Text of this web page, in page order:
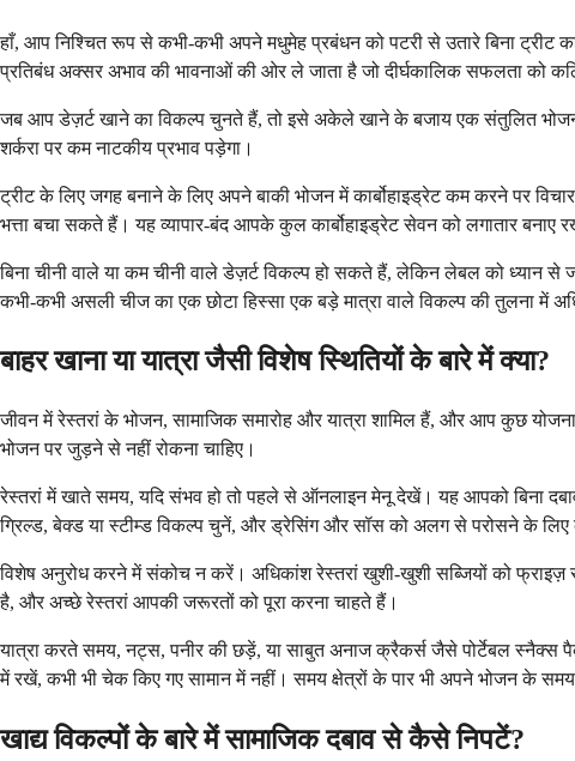
हाँ, आप निश्चित रूप से कभी-कभी अपने मधुमेह प्रबंधन को पटरी से उतारे बिना ट्रीट
प्रतिबंध अक्सर अभाव की भावनाओं की ओर ले जाता है जो दीर्घकालिक सफलता को
जब आप डेज़र्ट खाने का विकल्प चुनते हैं, तो इसे अकेले खाने के बजाय एक संतुलित
शर्करा पर कम नाटकीय प्रभाव पड़ेगा।
ट्रीट के लिए जगह बनाने के लिए अपने बाकी भोजन में कार्बोहाइड्रेट कम करने पर
भत्ता बचा सकते हैं। यह व्यापार-बंद आपके कुल कार्बोहाइड्रेट सेवन को लगातार बनाए
बिना चीनी वाले या कम चीनी वाले डेज़र्ट विकल्प हो सकते हैं, लेकिन लेबल को ध्यान
कभी-कभी असली चीज का एक छोटा हिस्सा एक बड़े मात्रा वाले विकल्प की तुलना में
बाहर खाना या यात्रा जैसी विशेष स्थितियों के बारे में क्या?
जीवन में रेस्तरां के भोजन, सामाजिक समारोह और यात्रा शामिल हैं, और आप कुछ
भोजन पर जुड़ने से नहीं रोकना चाहिए।
रेस्तरां में खाते समय, यदि संभव हो तो पहले से ऑनलाइन मेनू देखें। यह आपको बिना
ग्रिल्ड, बेक्ड या स्टीम्ड विकल्प चुनें, और ड्रेसिंग और सॉस को अलग से परोसने के
विशेष अनुरोध करने में संकोच न करें। अधिकांश रेस्तरां खुशी-खुशी सब्जियों को
है, और अच्छे रेस्तरां आपकी जरूरतों को पूरा करना चाहते हैं।
यात्रा करते समय, नट्स, पनीर की छड़ें, या साबुत अनाज क्रैकर्स जैसे पोर्टेबल स्नैक्स
में रखें, कभी भी चेक किए गए सामान में नहीं। समय क्षेत्रों के पार भी अपने भोजन के
खाद्य विकल्पों के बारे में सामाजिक दबाव से कैसे निपटें?